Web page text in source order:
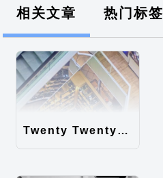
相关文章 热门标签
Twenty Twenty-Five 免费的WordPress内容主题